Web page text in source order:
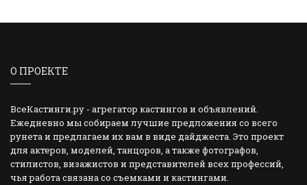
О ПРОЕКТЕ
ВсеКастинги.ру - агрегатор кастингов и объявлений.
Ежедневно мы собираем лучшие предложения со всего
рунета и предлагаем их вам в виде дайджеста. Это проект
для актеров, моделей, танцоров, а также фотографов,
стилистов, визажистов и представителей всех профессий,
чья работа связана со съемками и кастингами.